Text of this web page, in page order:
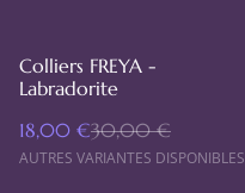
%
Colliers FREYA -
Labradorite
18,00 €30,00 €
AUTRES VARIANTES DISPONIBLES